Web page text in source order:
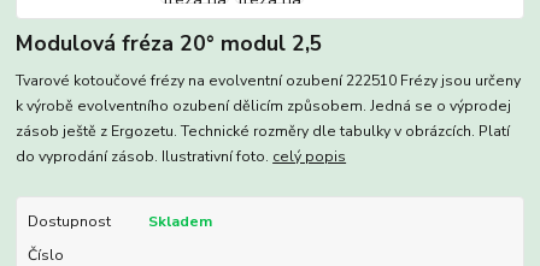
Modulová fréza 20° modul 2,5
Tvarové kotoučové frézy na evolventní ozubení 222510 Frézy jsou určeny
k výrobě evolventního ozubení dělicím způsobem. Jedná se o výprodej
zásob ještě z Ergozetu. Technické rozměry dle tabulky v obrázcích. Platí
do vyprodání zásob. Ilustrativní foto. celý popis
Dostupnost
Skladem
Číslo